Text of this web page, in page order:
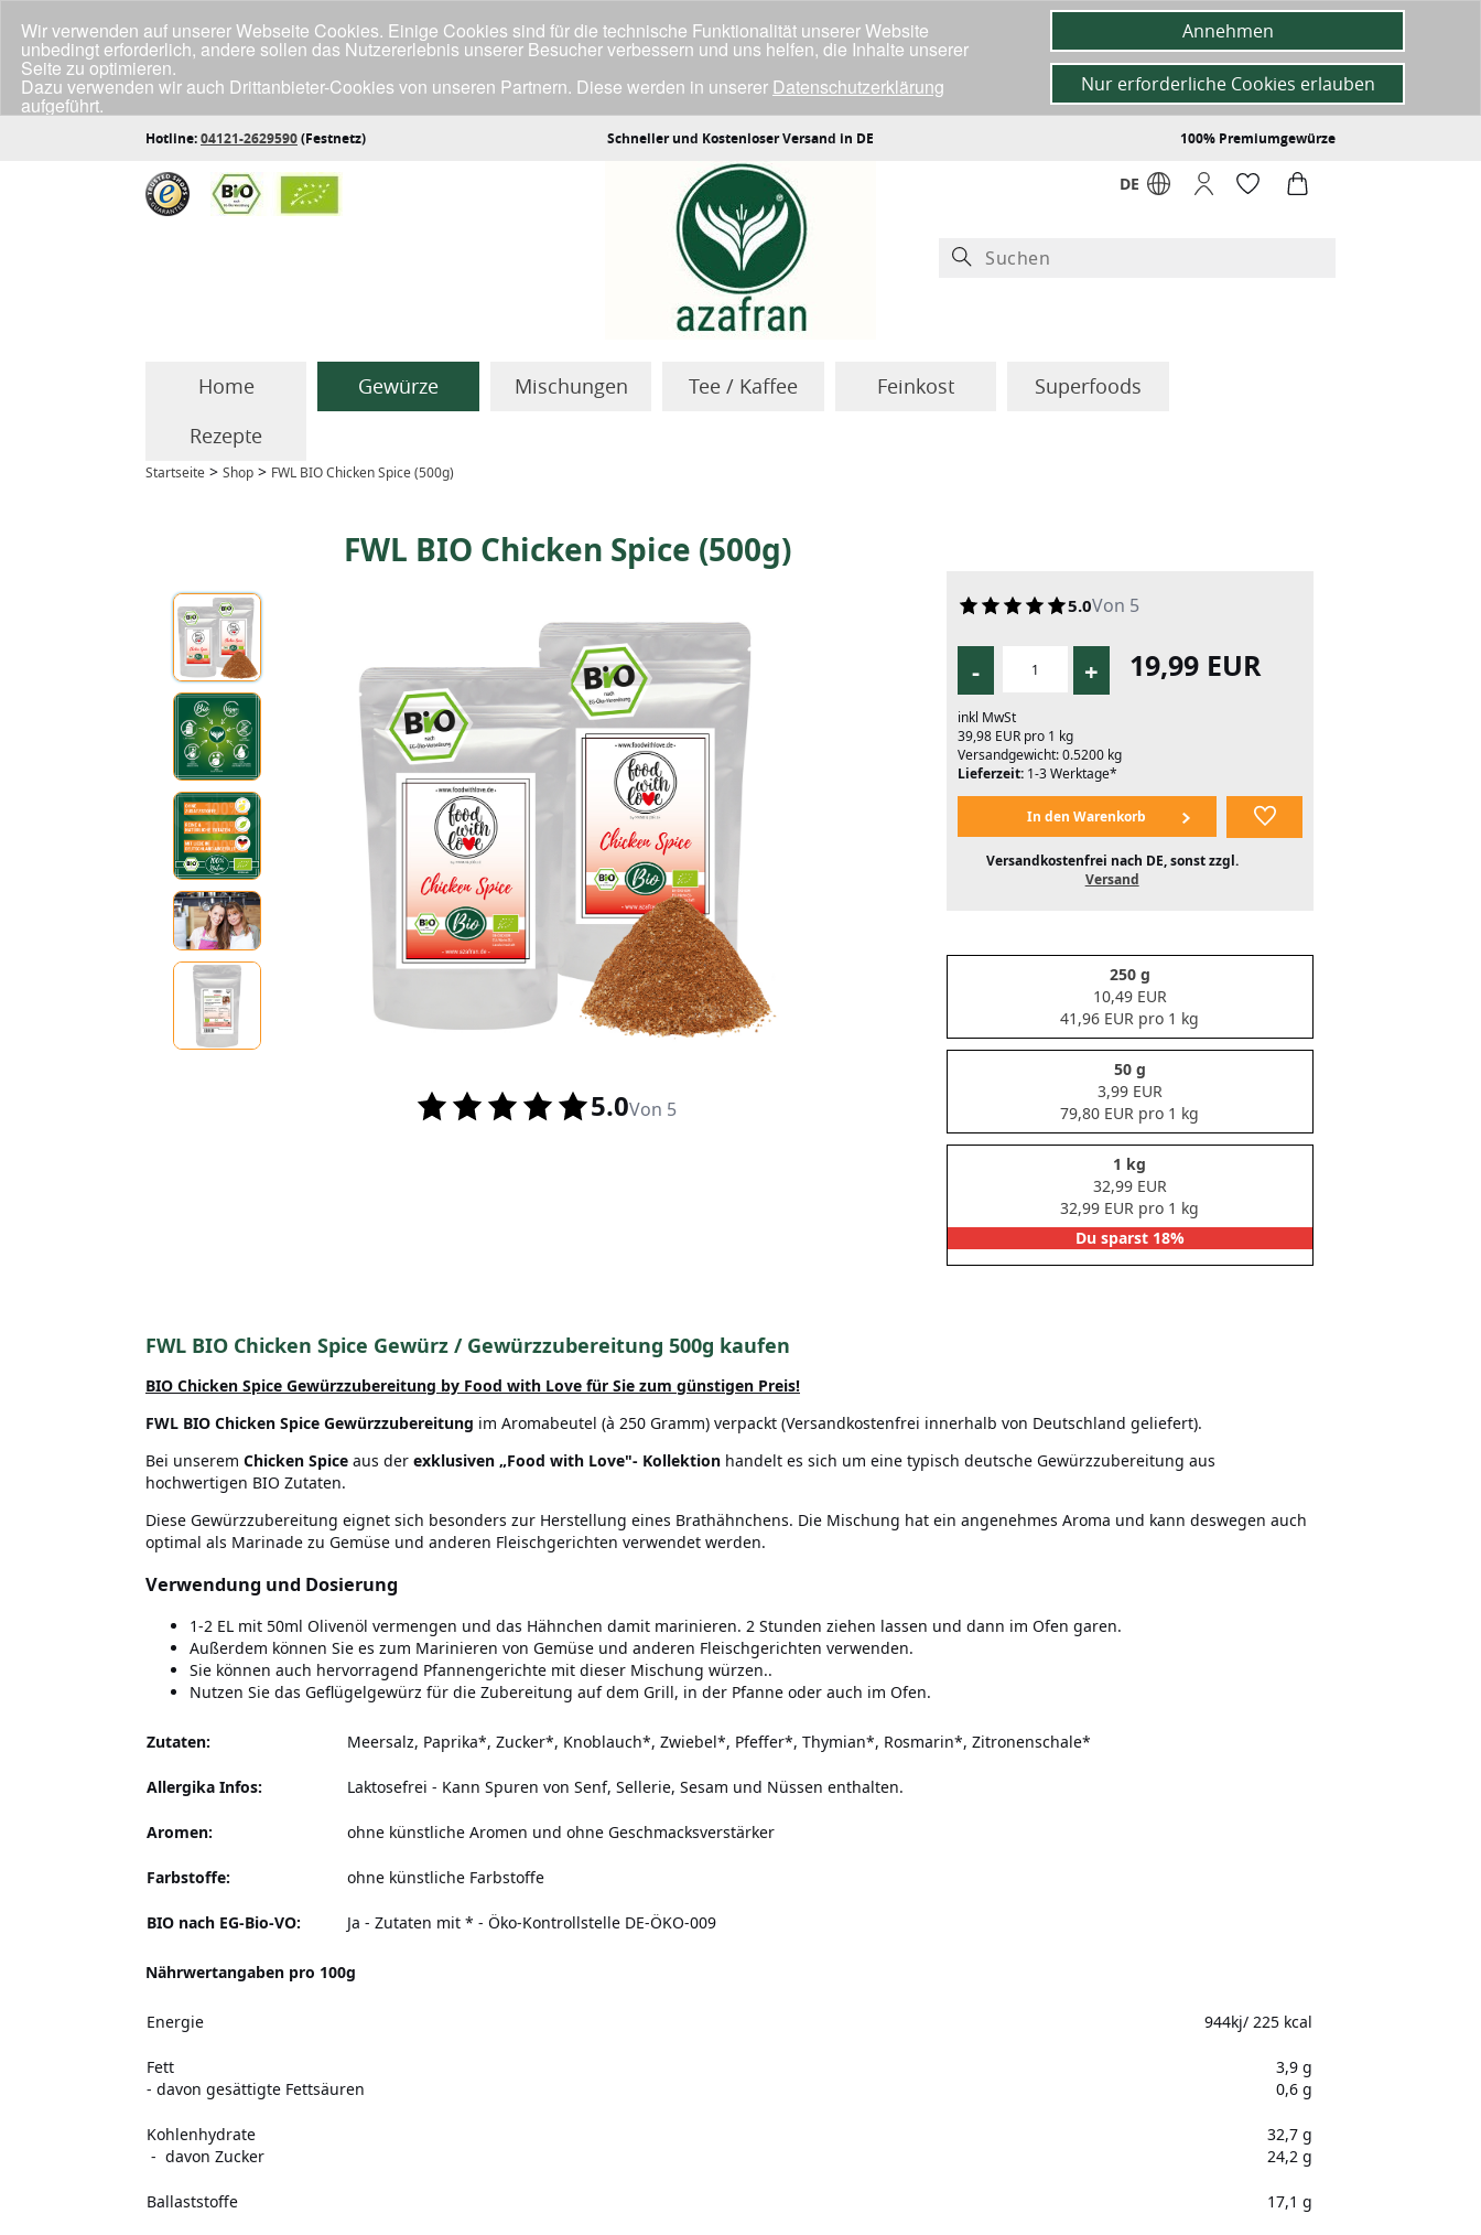
Hotline:04121-2629590(Festnetz) Schneller und Kostenloser Versand in DE 100% Premiumgewürze
DE
Home Gewürze Mischungen Tee / Kaffee Feinkost
Superfoods
Rezepte
Startseite > Shop > FWL BIO Chicken Spice (500g)
FWL BIO Chicken Spice (500g)
5.0Von 5
5.0Von 5
- + 19,99 EUR
inkl MwSt
39,98 EUR pro 1 kg
Versandgewicht: 0.5200 kg
Lieferzeit:1-3 Werktage*
Versandkostenfrei nach DE, sonst zzgl.
Versand
250 g
10,49 EUR
41,96 EUR pro 1 kg
50 g
3,99 EUR
79,80 EUR pro 1 kg
1 kg
32,99 EUR
32,99 EUR pro 1 kg
Du sparst 18%
FWL BIO Chicken Spice Gewürz / Gewürzzubereitung 500g kaufen
BIO Chicken Spice Gewürzzubereitung by Food with Love für Sie zum günstigen Preis!
FWL BIO Chicken Spice Gewürzzubereitung im Aromabeutel (à 250 Gramm) verpackt (Versandkostenfrei innerhalb von Deutschland geliefert).
Bei unserem Chicken Spice aus der exklusiven „Food with Love"- Kollektion handelt es sich um eine typisch deutsche Gewürzzubereitung aus
hochwertigen BIO Zutaten.
Diese Gewürzzubereitung eignet sich besonders zur Herstellung eines Brathähnchens. Die Mischung hat ein angenehmes Aroma und kann deswegen auch
optimal als Marinade zu Gemüse und anderen Fleischgerichten verwendet werden.
Verwendung und Dosierung
1-2 EL mit 50ml Olivenöl vermengen und das Hähnchen damit marinieren. 2 Stunden ziehen lassen und dann im Ofen garen.
Außerdem können Sie es zum Marinieren von Gemüse und anderen Fleischgerichten verwenden.
Sie können auch hervorragend Pfannengerichte mit dieser Mischung würzen..
Nutzen Sie das Geflügelgewürz für die Zubereitung auf dem Grill, in der Pfanne oder auch im Ofen.
Zutaten: Meersalz, Paprika*, Zucker*, Knoblauch*, Zwiebel*, Pfeffer*, Thymian*, Rosmarin*, Zitronenschale*
Allergika Infos: Laktosefrei - Kann Spuren von Senf, Sellerie, Sesam und Nüssen enthalten.
Aromen: ohne künstliche Aromen und ohne Geschmacksverstärker
Farbstoffe: ohne künstliche Farbstoffe
BIO nach EG-Bio-VO: Ja - Zutaten mit * - Öko-Kontrollstelle DE-ÖKO-009
Nährwertangaben pro 100g
Energie 944kj/ 225 kcal
Fett
- davon gesättigte Fettsäuren
3,9 g
0,6 g
Kohlenhydrate
- davon Zucker
32,7 g
24,2 g
Ballaststoffe 17,1 g
Wir verwenden auf unserer Webseite Cookies. Einige Cookies sind für die technische Funktionalität unserer Website
unbedingt erforderlich, andere sollen das Nutzererlebnis unserer Besucher verbessern und uns helfen, die Inhalte unserer
Seite zu optimieren.
Dazu verwenden wir auch Drittanbieter-Cookies von unseren Partnern. Diese werden in unserer Datenschutzerklärung
aufgeführt.
Klicke unten auf "Annehmen", wenn du mit der Verwendung aller Cookies einverstanden bist.
Annehmen
Nur erforderliche Cookies erlauben